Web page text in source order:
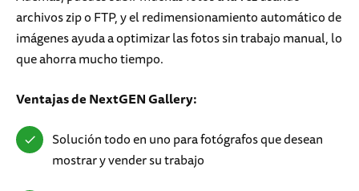
archivos zip o FTP, y el redimensionamiento automático de
imágenes ayuda a optimizar las fotos sin trabajo manual, lo
que ahorra mucho tiempo.
Ventajas de NextGEN Gallery:
Solución todo en uno para fotógrafos que desean
mostrar y vender su trabajo